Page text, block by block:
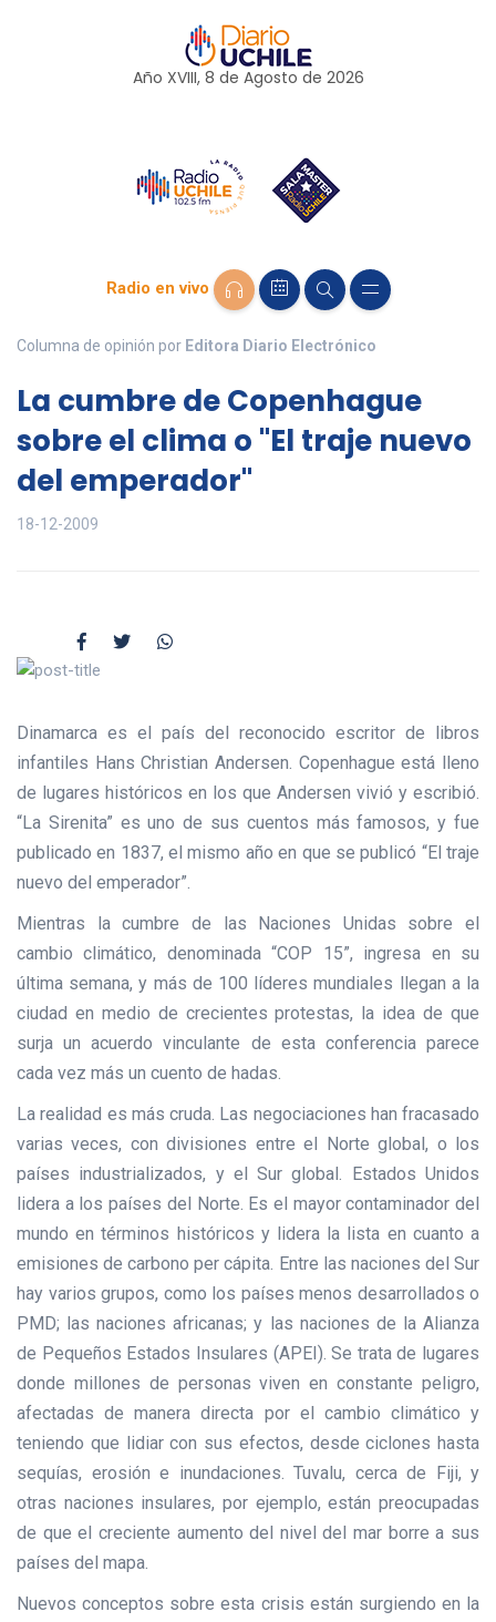
Año XVIII, 8 de Agosto de 2026
Radio en vivo
Columna de opinión por Editora Diario Electrónico
La cumbre de Copenhague
sobre el clima o "El traje nuevo
del emperador"
18-12-2009
Dinamarca es el país del reconocido escritor de libros
infantiles Hans Christian Andersen. Copenhague está lleno
de lugares históricos en los que Andersen vivió y escribió.
“La Sirenita” es uno de sus cuentos más famosos, y fue
publicado en 1837, el mismo año en que se publicó “El traje
nuevo del emperador”.
Mientras la cumbre de las Naciones Unidas sobre el
cambio climático, denominada “COP 15”, ingresa en su
última semana, y más de 100 líderes mundiales llegan a la
ciudad en medio de crecientes protestas, la idea de que
surja un acuerdo vinculante de esta conferencia parece
cada vez más un cuento de hadas.
La realidad es más cruda. Las negociaciones han fracasado
varias veces, con divisiones entre el Norte global, o los
países industrializados, y el Sur global. Estados Unidos
lidera a los países del Norte. Es el mayor contaminador del
mundo en términos históricos y lidera la lista en cuanto a
emisiones de carbono per cápita. Entre las naciones del Sur
hay varios grupos, como los países menos desarrollados o
PMD; las naciones africanas; y las naciones de la Alianza
de Pequeños Estados Insulares (APEI). Se trata de lugares
donde millones de personas viven en constante peligro,
afectadas de manera directa por el cambio climático y
teniendo que lidiar con sus efectos, desde ciclones hasta
sequías, erosión e inundaciones. Tuvalu, cerca de Fiji, y
otras naciones insulares, por ejemplo, están preocupadas
de que el creciente aumento del nivel del mar borre a sus
países del mapa.
Nuevos conceptos sobre esta crisis están surgiendo en la